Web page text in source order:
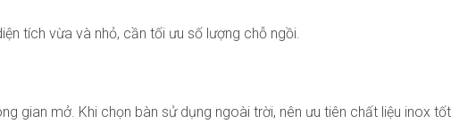
tích vừa và nhỏ, cần tối ưu số lượng chỗ ngồi.
gian mở. Khi chọn bàn sử dụng ngoài trời, nên ưu tiên chất liệu inox tốt